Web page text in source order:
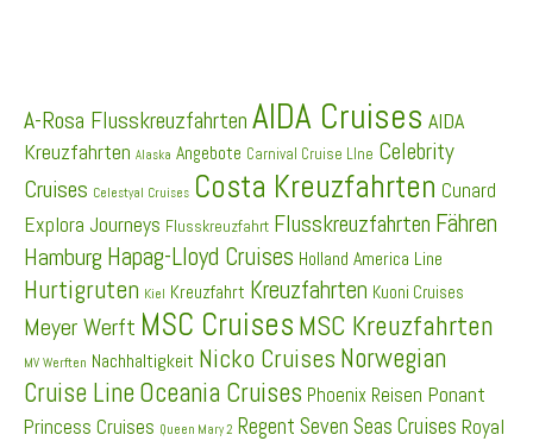
A-Rosa Flusskreuzfahrten AIDA Cruises AIDA
Kreuzfahrten Alaska Angebote Carnival Cruise LIne Celebrity
Cruises Celestyal Cruises Costa Kreuzfahrten Cunard
Explora Journeys Flusskreuzfahrt Flusskreuzfahrten Fähren
Hamburg Hapag-Lloyd Cruises Holland America Line
Hurtigruten Kiel Kreuzfahrt Kreuzfahrten Kuoni Cruises
Meyer Werft MSC Cruises MSC Kreuzfahrten
MV Werften Nachhaltigkeit Nicko Cruises Norwegian
Cruise Line Oceania Cruises Phoenix Reisen Ponant
Princess Cruises Queen Mary 2 Regent Seven Seas Cruises Royal